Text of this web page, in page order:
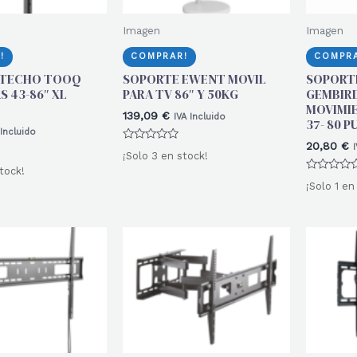
TOOQ
43-86″ XL
Incluido
Imagen
COMPRAR!
SOPORTE EWENT MOVIL
PARA TV 86″ Y 50KG
139,09 € IVA Incluido
Valorado
con
¡Solo 3 en stock!
Imagen
37- 80
20,80 €
Valorado
con
¡Solo 1